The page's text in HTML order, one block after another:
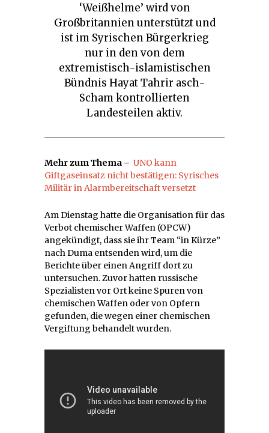
‘Weißhelme’ wird von
Großbritannien unterstützt und
ist im Syrischen Bürgerkrieg
nur in den von dem
extremistisch-islamistischen
Bündnis Hayat Tahrir asch-
Scham kontrollierten
Landesteilen aktiv.
Mehr zum Thema – UNO kann
Giftgaseinsatz nicht bestätigen: Syrisches
Militär in Alarmbereitschaft versetzt
Am Dienstag hatte die Organisation für das
Verbot chemischer Waffen (OPCW)
angekündigt, dass sie ihr Team “in Kürze”
nach Duma entsenden wird, um die
Berichte über einen Angriff dort zu
untersuchen. Zuvor hatten russische
Spezialisten vor Ort keine Spuren von
chemischen Waffen oder von Opfern
gefunden, die wegen einer chemischen
Vergiftung behandelt wurden.